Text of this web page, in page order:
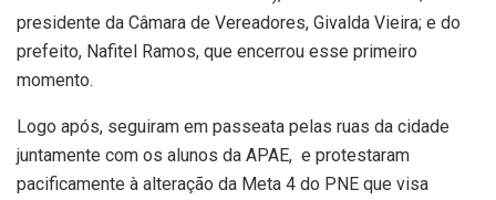
presidente da Câmara de Vereadores, Givalda Vieira; e do
prefeito, Nafitel Ramos, que encerrou esse primeiro
momento.
Logo após, seguiram em passeata pelas ruas da cidade
juntamente com os alunos da APAE, e protestaram
pacificamente à alteração da Meta 4 do PNE que visa